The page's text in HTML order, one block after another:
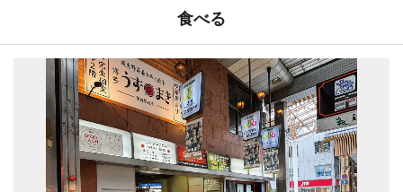
食べる